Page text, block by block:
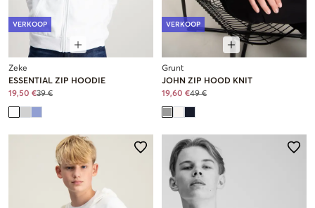
VERKOOP
Zeke
ESSENTIAL ZIP HOODIE
19,50 €39 €
VERKOOP
Grunt
JOHN ZIP HOOD KNIT
19,60 €49 €